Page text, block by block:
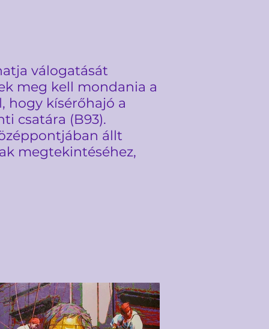
válogatását
meg kell mondania a
hogy kísérőhajó a
csatára (B93).
állt
megtekintéséhez,